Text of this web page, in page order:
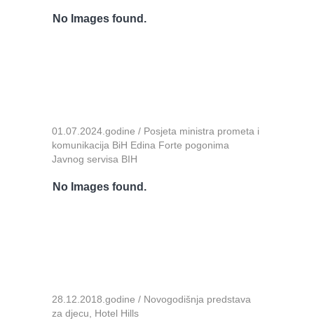
No Images found.
01.07.2024.godine / Posjeta ministra prometa i
komunikacija BiH Edina Forte pogonima
Javnog servisa BIH
No Images found.
28.12.2018.godine / Novogodišnja predstava
za djecu, Hotel Hills